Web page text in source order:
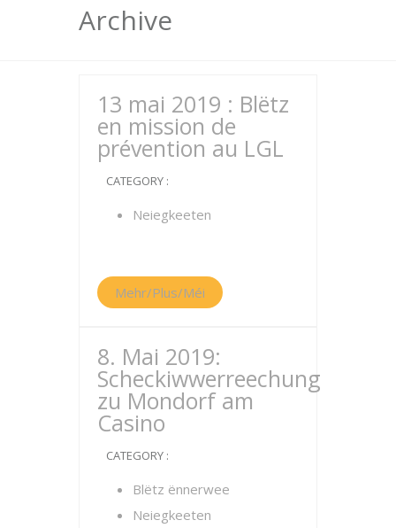
Archive
13 mai 2019 : Blëtz
en mission de
prévention au LGL
CATEGORY :
Neiegkeeten
Mehr/Plus/Méi
8. Mai 2019:
Scheckiwwerreechung
zu Mondorf am
Casino
CATEGORY :
Blëtz ënnerwee
Neiegkeeten